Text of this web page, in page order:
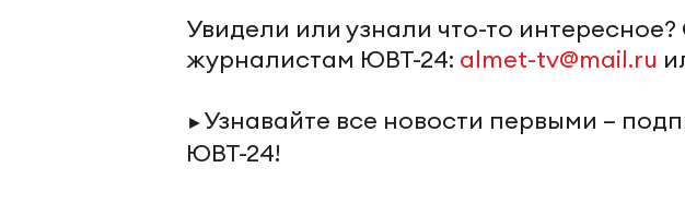
Увидели или узнали что-то
журналистам ЮВТ-24: almet-tv@mail.ru
► Узнавайте все новости первыми –
ЮВТ-24!